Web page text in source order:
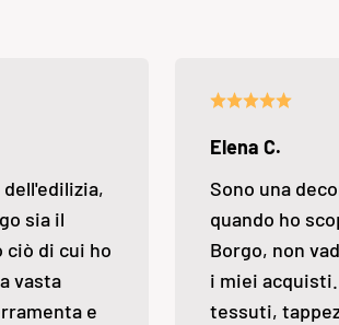
sia il
di cui ho
vasta
e
Elena C.
Sono una
quando ho
Borgo, non
i miei
tessuti,